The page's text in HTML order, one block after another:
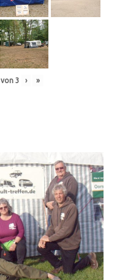
von 3 › »